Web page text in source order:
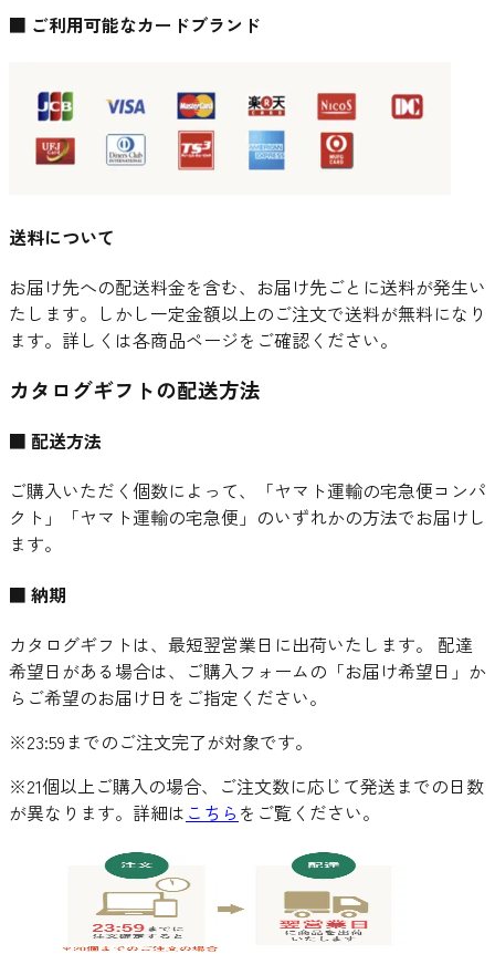
■ ご利用可能なカードブランド
送料について
お届け先への配送料金を含む、お届け先ごとに送料が発生い
たします。しかし一定金額以上のご注文で送料が無料になり
ます。詳しくは各商品ページをご確認ください。
カタログギフトの配送方法
■ 配送方法
ご購入いただく個数によって、「ヤマト運輸の宅急便コンパ
クト」「ヤマト運輸の宅急便」のいずれかの方法でお届けし
ます。
■ 納期
カタログギフトは、最短翌営業日に出荷いたします。 配達
希望日がある場合は、ご購入フォームの「お届け希望日」か
らご希望のお届け日をご指定ください。
※23:59までのご注文完了が対象です。
※21個以上ご購入の場合、ご注文数に応じて発送までの日数
が異なります。詳細は こちら をご覧ください。